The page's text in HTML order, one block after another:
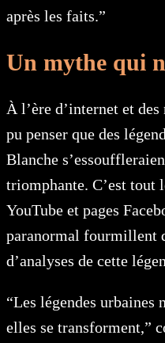
après les faits.”
Un mythe qui
À l’ère d’internet et
pu penser que des
Blanche
triomphante. C’est tout
YouTube et pages
paranormal fourmillent
d’analyses de cette
“Les légendes urbaines
elles se transforment,”